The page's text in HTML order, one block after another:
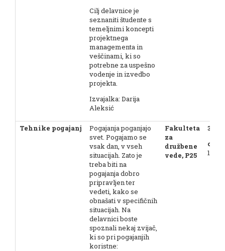
Cilj delavnice je
seznaniti študente s
temeljnimi koncepti
projektnega
managementa in
veščinami, ki so
potrebne za uspešno
vodenje in izvedbo
projekta.
Izvajalka: Darija
Aleksić
Tehnike pogajanj
Pogajanja poganjajo
svet. Pogajamo se
vsak dan, v vseh
situacijah. Zato je
treba biti na
pogajanja dobro
pripravljen ter
vedeti, kako se
obnašati v specifičnih
situacijah. Na
delavnici boste
spoznali nekaj zvijač,
ki so pri pogajanjih
koristne:
Fakulteta
za
družbene
vede, P25
3. 7.
ob
12.00